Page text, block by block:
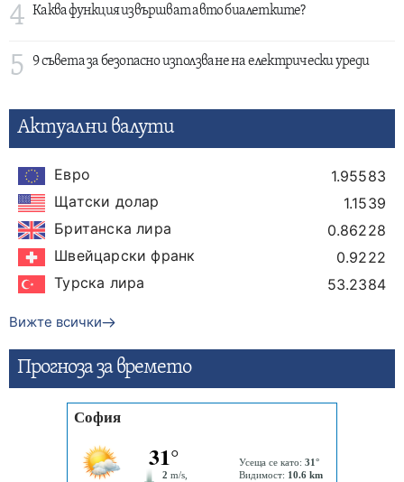
4 Каква функция извършват авто биалетките?
5 9 съвета за безопасно използване на електрически уреди
Актуални валути
Евро
1.95583
Щатски долар
1.1539
Британска лира
0.86228
Швейцарски франк
0.9222
Турска лира
53.2384
Вижте всички
Прогнозa за времето